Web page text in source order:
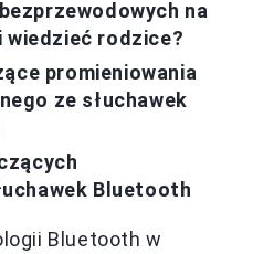
na
wiedzieć rodzice?
promieniowania
ze słuchawek
Bluetooth
Bluetooth w